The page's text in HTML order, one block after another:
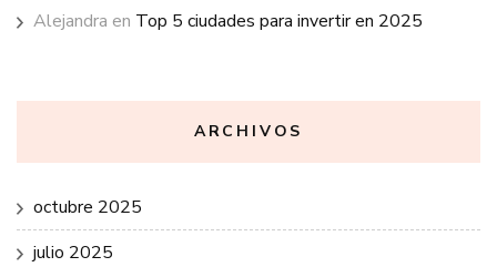
Alejandra en Top 5 ciudades para invertir en 2025
ARCHIVOS
octubre 2025
julio 2025